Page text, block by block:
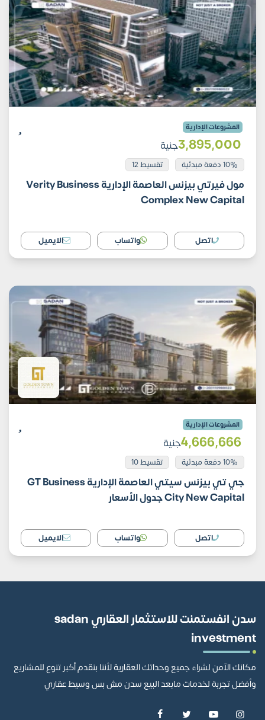
المشروعات الإدارية
3٬895٬000جنية
10% دفعة مبدئية تقسيط 12
مول فيرتي بيزنس العاصمة الإدارية Verity Business
Complex New Capital
اتصل واتساب الايميل
المشروعات الإدارية
4٬666٬666جنية
10% دفعة مبدئية تقسيط 10
جي تي بيزنس سيتي العاصمة الإدارية GT Business
City New Capital جدول الأسعار
اتصل واتساب الايميل
سدن انفستمنت للاستثمار العقاري sadan
investment
مكانك الآمن لشراء جميع وحداتك العقارية لأننا بنقدم أكبر تنوع للمشاريع
وأفضل تجربة لخدمات مابعد البيع سدن مش بس وسيط عقاري